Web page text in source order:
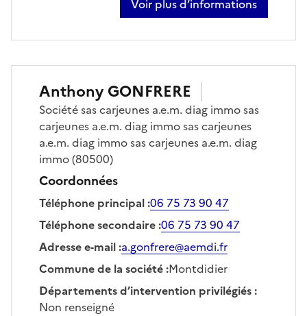
Voir plus d’informations
sur sébastien perrier
Anthony GONFRERE
Sociétésas carjeunes a.e.m. diag immo sas
carjeunes a.e.m. diag immo sas carjeunes
a.e.m. diag immo sas carjeunes a.e.m. diag
immo(80500)
Coordonnées
Téléphone principal:06 75 73 90 47
Téléphone secondaire:06 75 73 90 47
Adresse e-mail:a.gonfrere@aemdi.fr
Commune de la société:Montdidier
Départements d’intervention privilégiés:
Non renseigné